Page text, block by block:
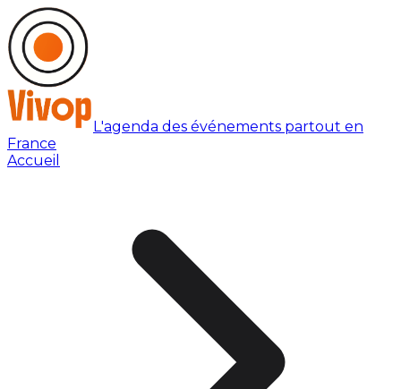
L'agenda des événements partout en
France
Accueil